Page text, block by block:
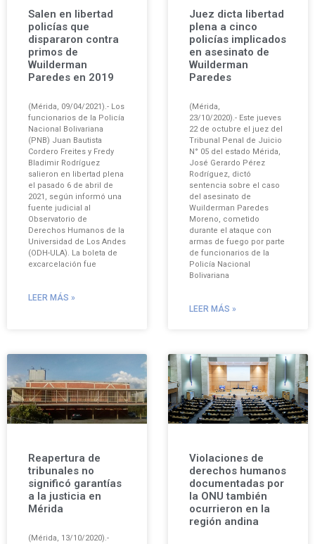
Salen en libertad
policías que
dispararon contra
primos de
Wuilderman
Paredes en 2019
(Mérida, 09/04/2021).- Los
funcionarios de la Policía
Nacional Bolivariana
(PNB) Juan Bautista
Cordero Freites y Fredy
Bladimir Rodríguez
salieron en libertad plena
el pasado 6 de abril de
2021, según informó una
fuente judicial al
Observatorio de
Derechos Humanos de la
Universidad de Los Andes
(ODH-ULA). La boleta de
excarcelación fue
LEER MÁS »
Juez dicta libertad
plena a cinco
policías implicados
en asesinato de
Wuilderman
Paredes
(Mérida,
23/10/2020).- Este jueves
22 de octubre el juez del
Tribunal Penal de Juicio
N° 05 del estado Mérida,
José Gerardo Pérez
Rodríguez, dictó
sentencia sobre el caso
del asesinato de
Wuilderman Paredes
Moreno, cometido
durante el ataque con
armas de fuego por parte
de funcionarios de la
Policía Nacional
Bolivariana
LEER MÁS »
Reapertura de
tribunales no
significó garantías
a la justicia en
Mérida
(Mérida, 13/10/2020).-
Violaciones de
derechos humanos
documentadas por
la ONU también
ocurrieron en la
región andina